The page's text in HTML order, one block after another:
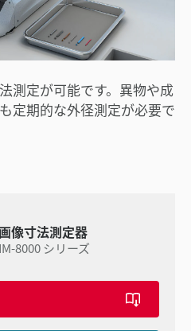
測定が可能です。異物や成
定期的な外径測定が必要で
像寸法測定器
IM-8000 シリーズ